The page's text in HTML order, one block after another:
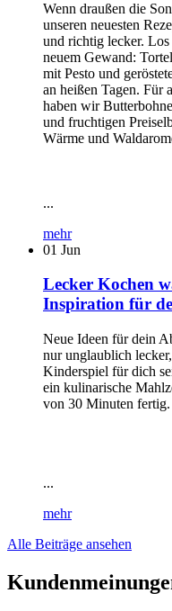
Wenn draußen die
unseren neuesten
und richtig lecker. Los
neuem Gewand:
mit Pesto und
an heißen Tagen. Für
haben wir
und fruchtigen
Wärme und
...
mehr
01 Jun
Lecker Kochen
Inspiration für
Neue Ideen für dein
nur unglaublich
Kinderspiel für dich
ein kulinarische
von 30 Minuten fertig.
...
mehr
Alle Beiträge ansehen